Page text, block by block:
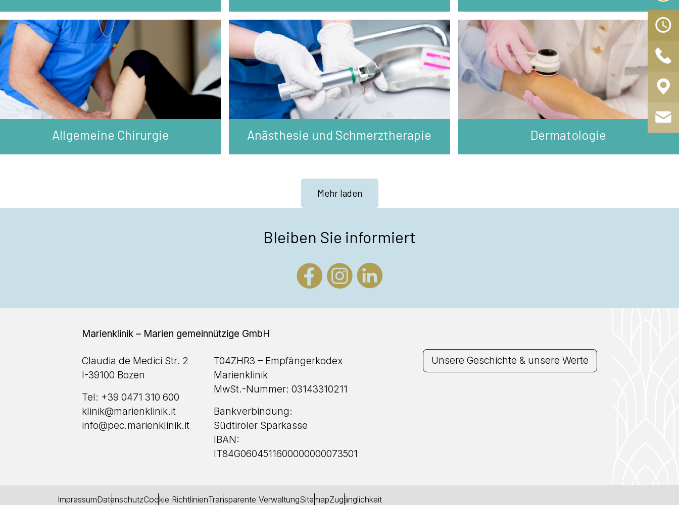
Allgemeine Chirurgie Anästhesie und Schmerztherapie Dermatologie
Mehr laden
Bleiben Sie informiert
Marienklinik – Marien gemeinnützige GmbH
Claudia de Medici Str. 2
I-39100 Bozen
Tel: +39 0471 310 600
klinik@marienklinik.it
info@pec.marienklinik.it
T04ZHR3 – Empfängerkodex
Marienklinik
MwSt.-Nummer: 03143310211
Bankverbindung:
Südtiroler Sparkasse
IBAN:
IT84G0604511600000000073501
Unsere Geschichte & unsere Werte
ImpressumDatenschutzCookie RichtlinienTransparente VerwaltungSitemapZugänglichkeit